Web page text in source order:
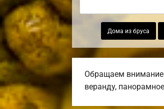
Дома из бруса
Обращаем
веранду,